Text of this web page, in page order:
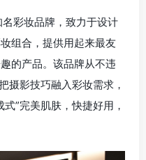
彩妆品牌，致力于设计
组合，提供用起来最友
的产品。该品牌从不违
摄影技巧融入彩妆需求，
”完美肌肤，快捷好用，